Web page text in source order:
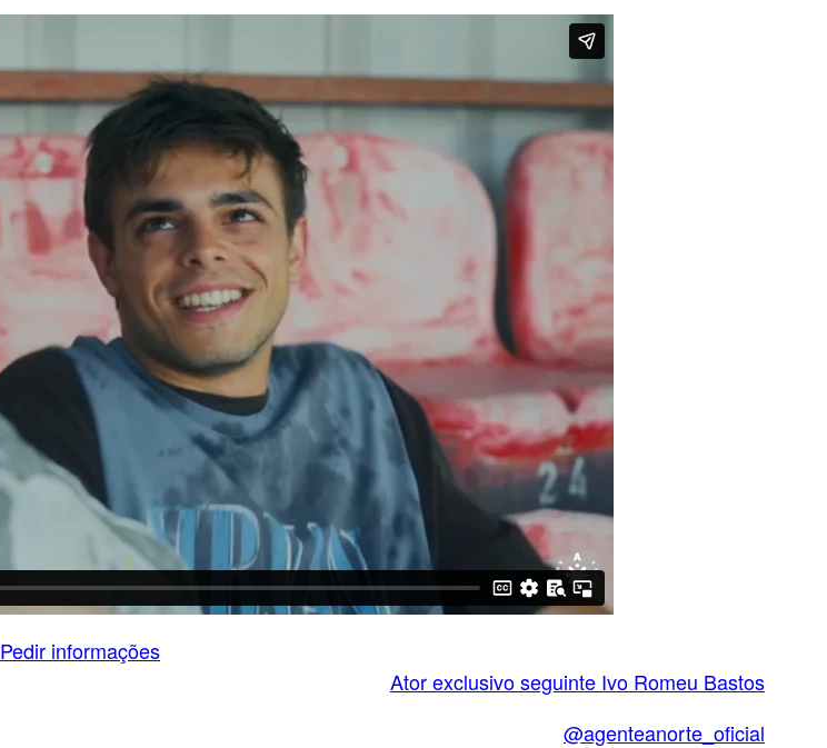
Pedir informações
Ator exclusivo seguinte Ivo Romeu Bastos
@agenteanorte_oficial